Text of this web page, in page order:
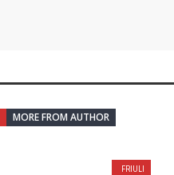
MORE FROM AUTHOR
FRIULI